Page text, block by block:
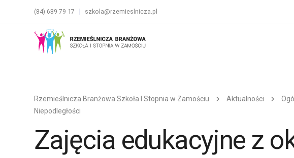
(84) 639 79 17 szkola@rzemieslnicza.pl
Rzemieślnicza Branżowa Szkoła I Stopnia w Zamościu Aktualności
Niepodległości
Zajęcia edukacyjne z